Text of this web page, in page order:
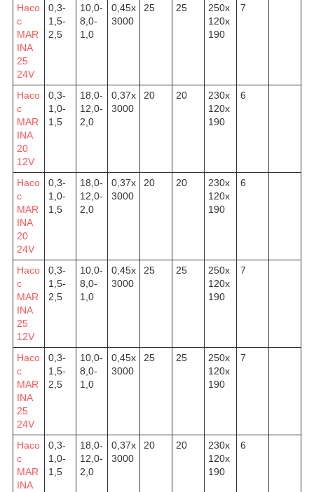
Насо
с
MAR
INA
25
24V
0,3-
1,5-
2,5
10,0-
8,0-
1,0
0,45х
3000
25 25
250х
120х
190
7
Насо
с
MAR
INA
20
12V
0,3-
1,0-
1,5
18,0-
12,0-
2,0
0,37х
3000
20 20
230х
120х
190
6
Насо
с
MAR
INA
20
24V
0,3-
1,0-
1,5
18,0-
12,0-
2,0
0,37х
3000
20 20
230х
120х
190
6
Насо
с
MAR
INA
25
12V
0,3-
1,5-
2,5
10,0-
8,0-
1,0
0,45х
3000
25 25
250х
120х
190
7
Насо
с
MAR
INA
25
24V
0,3-
1,5-
2,5
10,0-
8,0-
1,0
0,45х
3000
25 25
250х
120х
190
7
Насо
с
MAR
INA
0,3-
1,0-
1,5
18,0-
12,0-
2,0
0,37х
3000
20 20
230х
120х
190
6